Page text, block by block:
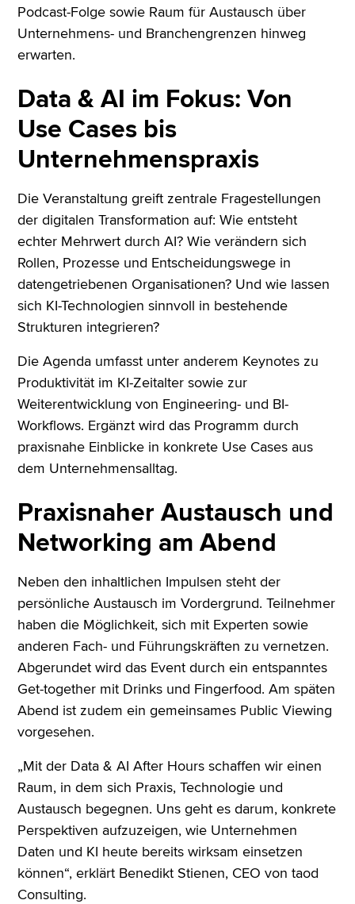
Podcast-Folge sowie Raum für Austausch über
Unternehmens- und Branchengrenzen hinweg
erwarten.
Data & AI im Fokus: Von
Use Cases bis
Unternehmenspraxis
Die Veranstaltung greift zentrale Fragestellungen
der digitalen Transformation auf: Wie entsteht
echter Mehrwert durch AI? Wie verändern sich
Rollen, Prozesse und Entscheidungswege in
datengetriebenen Organisationen? Und wie lassen
sich KI-Technologien sinnvoll in bestehende
Strukturen integrieren?
Die Agenda umfasst unter anderem Keynotes zu
Produktivität im KI-Zeitalter sowie zur
Weiterentwicklung von Engineering- und BI-
Workflows. Ergänzt wird das Programm durch
praxisnahe Einblicke in konkrete Use Cases aus
dem Unternehmensalltag.
Praxisnaher Austausch und
Networking am Abend
Neben den inhaltlichen Impulsen steht der
persönliche Austausch im Vordergrund. Teilnehmer
haben die Möglichkeit, sich mit Experten sowie
anderen Fach- und Führungskräften zu vernetzen.
Abgerundet wird das Event durch ein entspanntes
Get-together mit Drinks und Fingerfood. Am späten
Abend ist zudem ein gemeinsames Public Viewing
vorgesehen.
„Mit der Data & AI After Hours schaffen wir einen
Raum, in dem sich Praxis, Technologie und
Austausch begegnen. Uns geht es darum, konkrete
Perspektiven aufzuzeigen, wie Unternehmen
Daten und KI heute bereits wirksam einsetzen
können“, erklärt Benedikt Stienen, CEO von taod
Consulting.